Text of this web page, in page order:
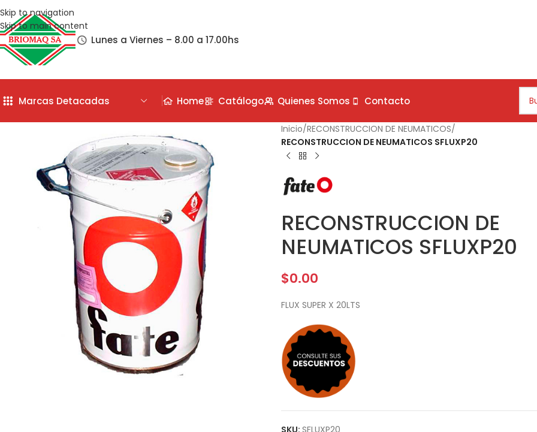
Skip to navigation
Skip to main content
Lunes a Viernes – 8.00 a 17.00hs
Marcas Detacadas Home Catálogo Quienes Somos Contacto
Inicio/RECONSTRUCCION DE NEUMATICOS/
RECONSTRUCCION DE NEUMATICOS SFLUXP20
RECONSTRUCCION DE
NEUMATICOS SFLUXP20
$0.00
FLUX SUPER X 20LTS